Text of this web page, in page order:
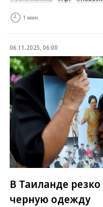
1 мин.
06.11.2025, 06:00
В Таиланде
черную одежду